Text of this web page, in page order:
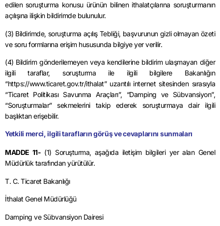
edilen soruşturma konusu ürünün bilinen ithalatçılarına soruşturmanın
açılışına ilişkin bildirimde bulunulur.
(3) Bildirimde, soruşturma açılış Tebliği, başvurunun gizli olmayan özeti
ve soru formlarına erişim hususunda bilgiye yer verilir.
(4) Bildirim gönderilemeyen veya kendilerine bildirim ulaşmayan diğer
ilgili taraflar, soruşturma ile ilgili bilgilere Bakanlığın
“https://www.ticaret.gov.tr/ithalat” uzantılı internet sitesinden sırasıyla
“Ticaret Politikası Savunma Araçları”, “Damping ve Sübvansiyon”,
“Soruşturmalar” sekmelerini takip ederek soruşturmaya dair ilgili
başlıktan erişebilir.
Yetkili merci, ilgili tarafların görüş ve cevaplarını sunmaları
MADDE 11- (1) Soruşturma, aşağıda iletişim bilgileri yer alan Genel
Müdürlük tarafından yürütülür.
T. C. Ticaret Bakanlığı
İthalat Genel Müdürlüğü
Damping ve Sübvansiyon Dairesi